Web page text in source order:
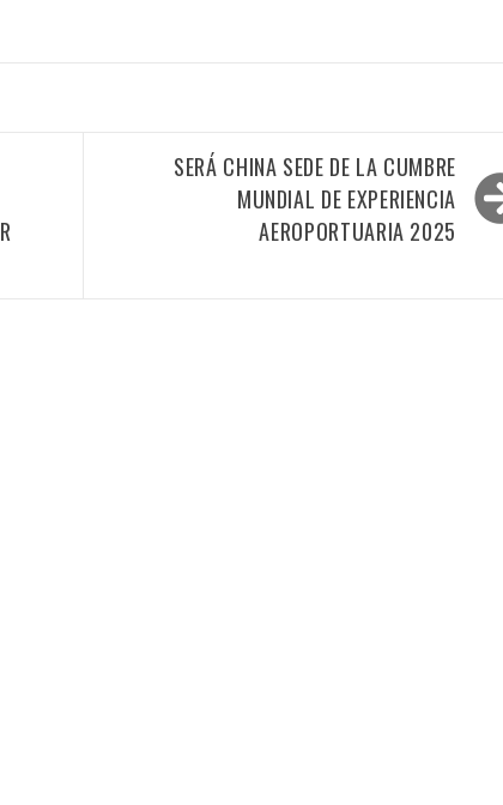
SERÁ CHINA SEDE DE LA CUMBRE
MUNDIAL DE EXPERIENCIA
AEROPORTUARIA 2025